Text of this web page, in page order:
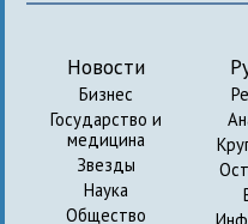
Новости
Бизнес
Государство и
медицина
Звезды
Наука
Общество